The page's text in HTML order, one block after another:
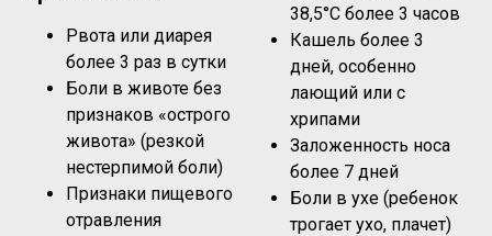
Рвота или диарея
более 3 раз в сутки
Боли в животе без
признаков «острого
живота» (резкой
нестерпимой боли)
Признаки пищевого
отравления
38,5°C более 3 часов
Кашель более 3
дней, особенно
лающий или с
хрипами
Заложенность носа
более 7 дней
Боли в ухе (ребенок
трогает ухо, плачет)